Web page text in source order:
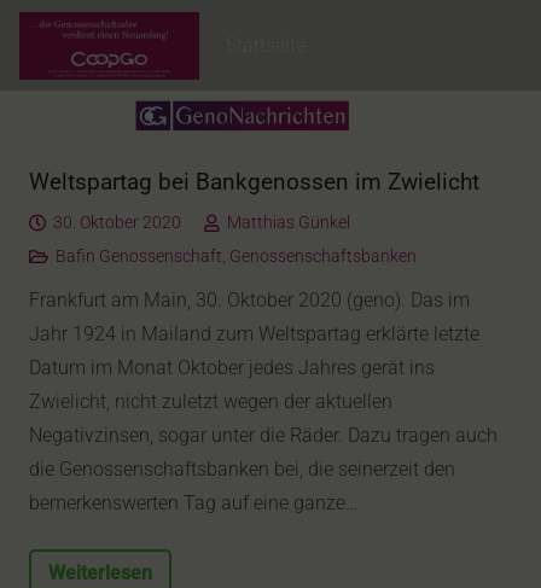
Weltspartag bei Bankgenossen im Zwielicht
30. Oktober 2020
Matthias Günkel
Bafin Genossenschaft, Genossenschaftsbanken
Frankfurt am Main, 30. Oktober 2020 (geno). Das im
Jahr 1924 in Mailand zum Weltspartag erklärte letzte
Datum im Monat Oktober jedes Jahres gerät ins
Zwielicht, nicht zuletzt wegen der aktuellen
Negativzinsen, sogar unter die Räder. Dazu tragen auch
die Genossenschaftsbanken bei, die seinerzeit den
bemerkenswerten Tag auf eine ganze…
Weiterlesen